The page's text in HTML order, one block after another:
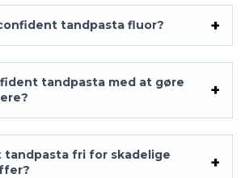
tandpasta fluor?
tandpasta med at gøre
tandpasta fri for skadelige